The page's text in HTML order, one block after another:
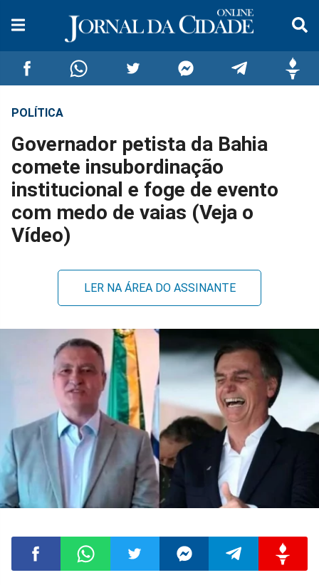
Compartilhar
no
Facebook
Compartilhar
no
Whatsapp
no
Twitter
no
Messenger
no
TelegramGettr
POLÍTICA
Governador petista da Bahia
comete insubordinação
institucional e foge de evento
com medo de vaias (Veja o
Vídeo)
LER NA ÁREA DO ASSINANTE